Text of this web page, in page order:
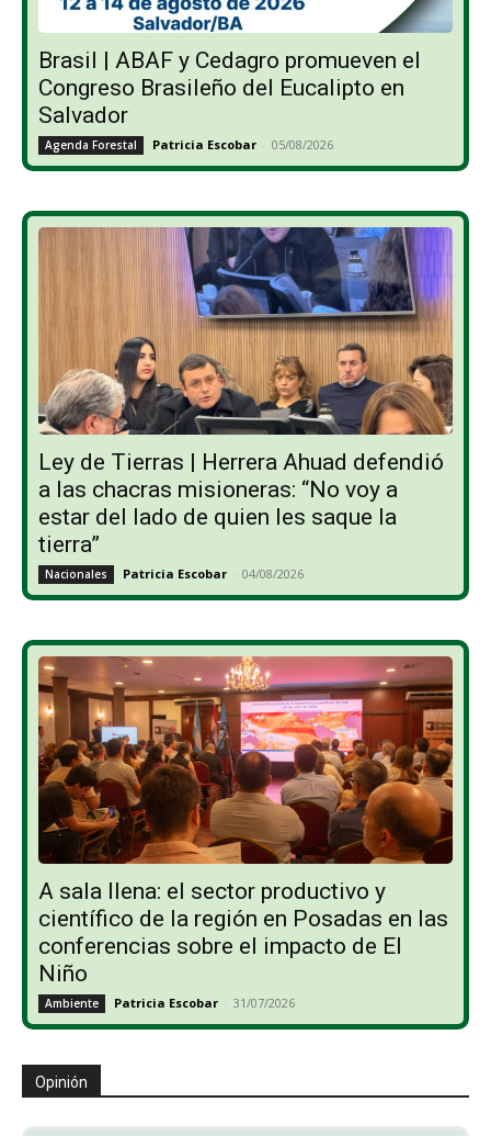
Brasil | ABAF y Cedagro promueven el
Congreso Brasileño del Eucalipto en
Salvador
Agenda Forestal Patricia Escobar - 05/08/2026
Ley de Tierras | Herrera Ahuad defendió
a las chacras misioneras: “No voy a
estar del lado de quien les saque la
tierra”
Nacionales Patricia Escobar - 04/08/2026
A sala llena: el sector productivo y
científico de la región en Posadas en las
conferencias sobre el impacto de El
Niño
Ambiente Patricia Escobar - 31/07/2026
Opinión